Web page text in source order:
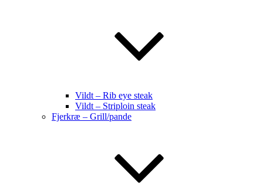
Vildt – Rib eye steak
Vildt – Striploin steak
Fjerkræ – Grill/pande